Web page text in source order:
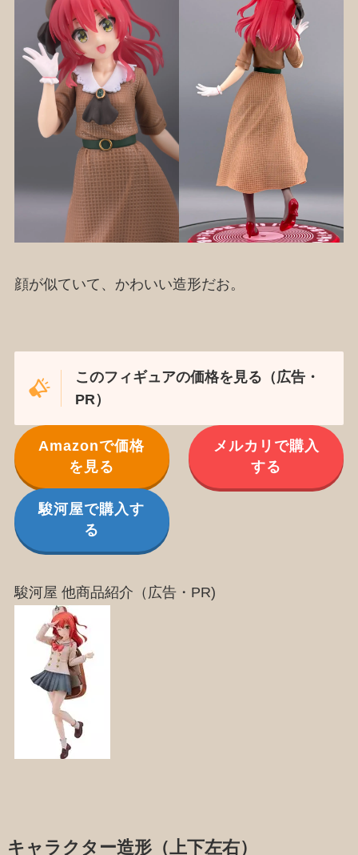
顔が似ていて、かわいい造形だお。
このフィギュアの価格を見る（広告・
PR）
Amazonで価格
を見る
メルカリで購入
する
駿河屋で購入す
る
駿河屋 他商品紹介（広告・PR)
キャラクター造形（上下左右）